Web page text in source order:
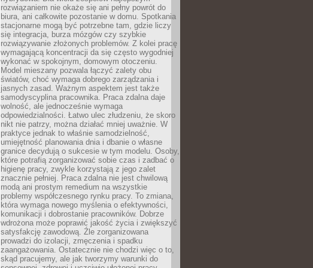
rozwiązaniem nie okaże się ani pełny powrót do
biura, ani całkowite pozostanie w domu. Spotkania
stacjonarne mogą być potrzebne tam, gdzie liczy
się integracja, burza mózgów czy szybkie
rozwiązywanie złożonych problemów. Z kolei pracę
wymagającą koncentracji da się często wygodniej
wykonać w spokojnym, domowym otoczeniu.
Model mieszany pozwala łączyć zalety obu
światów, choć wymaga dobrego zarządzania i
jasnych zasad. Ważnym aspektem jest także
samodyscyplina pracownika. Praca zdalna daje
wolność, ale jednocześnie wymaga
odpowiedzialności. Łatwo ulec złudzeniu, że skoro
nikt nie patrzy, można działać mniej uważnie. W
praktyce jednak to właśnie samodzielność,
umiejętność planowania dnia i dbanie o własne
granice decydują o sukcesie w tym modelu. Osoby,
które potrafią zorganizować sobie czas i zadbać o
higienę pracy, zwykle korzystają z jego zalet
znacznie pełniej. Praca zdalna nie jest chwilową
modą ani prostym remedium na wszystkie
problemy współczesnego rynku pracy. To zmiana,
która wymaga nowego myślenia o efektywności,
komunikacji i dobrostanie pracowników. Dobrze
wdrożona może poprawić jakość życia i zwiększyć
satysfakcję zawodową. Źle zorganizowana
prowadzi do izolacji, zmęczenia i spadku
zaangażowania. Ostatecznie nie chodzi więc o to,
skąd pracujemy, ale jak tworzymy warunki do